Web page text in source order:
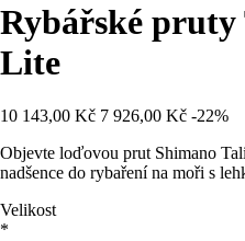
Rybářské
Lite
10 143,00 Kč 7 926,00 Kč -22%
Objevte loďovou prut Shimano
nadšence do rybaření na moři s
Velikost
*